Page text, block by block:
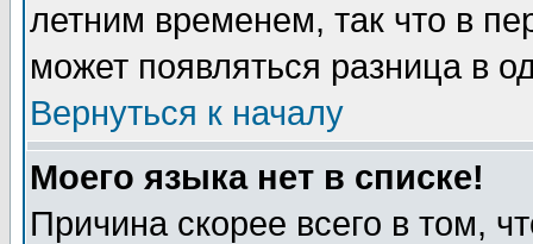
летним временем, так что в
может появляться разница в
Вернуться к началу
Моего языка нет в списке!
Причина скорее всего в том,